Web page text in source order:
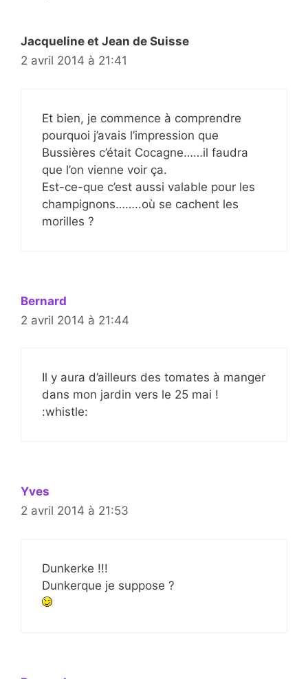
Jacqueline et Jean de Suisse
2 avril 2014 à 21:41
Et bien, je commence à comprendre
pourquoi j’avais l’impression que
Bussières c’était Cocagne……il faudra
que l’on vienne voir ça.
Est-ce-que c’est aussi valable pour les
champignons……..où se cachent les
morilles ?
Bernard
2 avril 2014 à 21:44
Il y aura d’ailleurs des tomates à manger
dans mon jardin vers le 25 mai !
:whistle:
Yves
2 avril 2014 à 21:53
Dunkerke !!!
Dunkerque je suppose ?